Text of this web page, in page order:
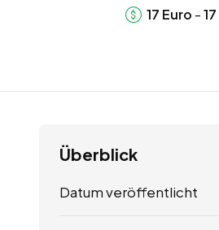
17 Euro -17
Überblick
Datum veröffentlicht